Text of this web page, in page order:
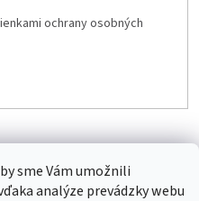
sme Vám umožnili
analýze prevádzky webu
ochrany osobných